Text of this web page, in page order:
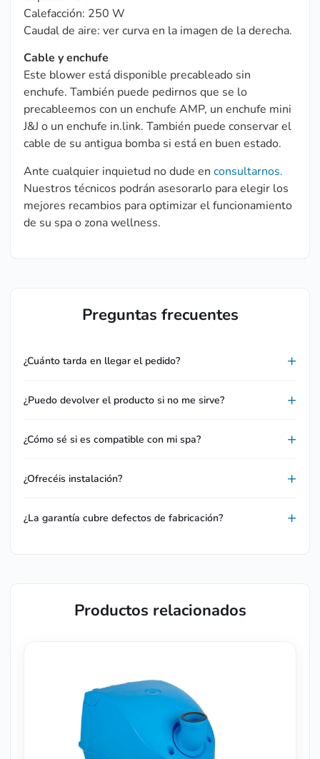
Calefacción: 250 W
Caudal de aire: ver curva en la imagen de la derecha.
Cable y enchufe
Este blower está disponible precableado sin
enchufe. También puede pedirnos que se lo
precableemos con un enchufe AMP, un enchufe mini
J&J o un enchufe in.link. También puede conservar el
cable de su antigua bomba si está en buen estado.
Ante cualquier inquietud no dude en consultarnos.
Nuestros técnicos podrán asesorarlo para elegir los
mejores recambios para optimizar el funcionamiento
de su spa o zona wellness.
Preguntas frecuentes
¿Cuánto tarda en llegar el pedido?
¿Puedo devolver el producto si no me sirve?
¿Cómo sé si es compatible con mi spa?
¿Ofrecéis instalación?
¿La garantía cubre defectos de fabricación?
Productos relacionados